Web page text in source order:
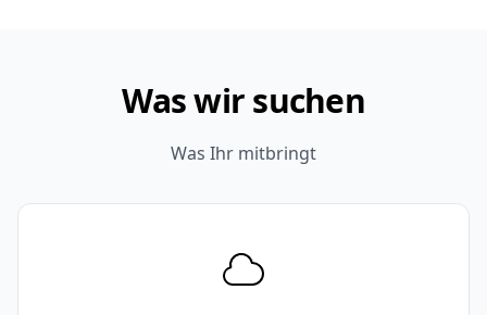
Was wir suchen
Was Ihr mitbringt